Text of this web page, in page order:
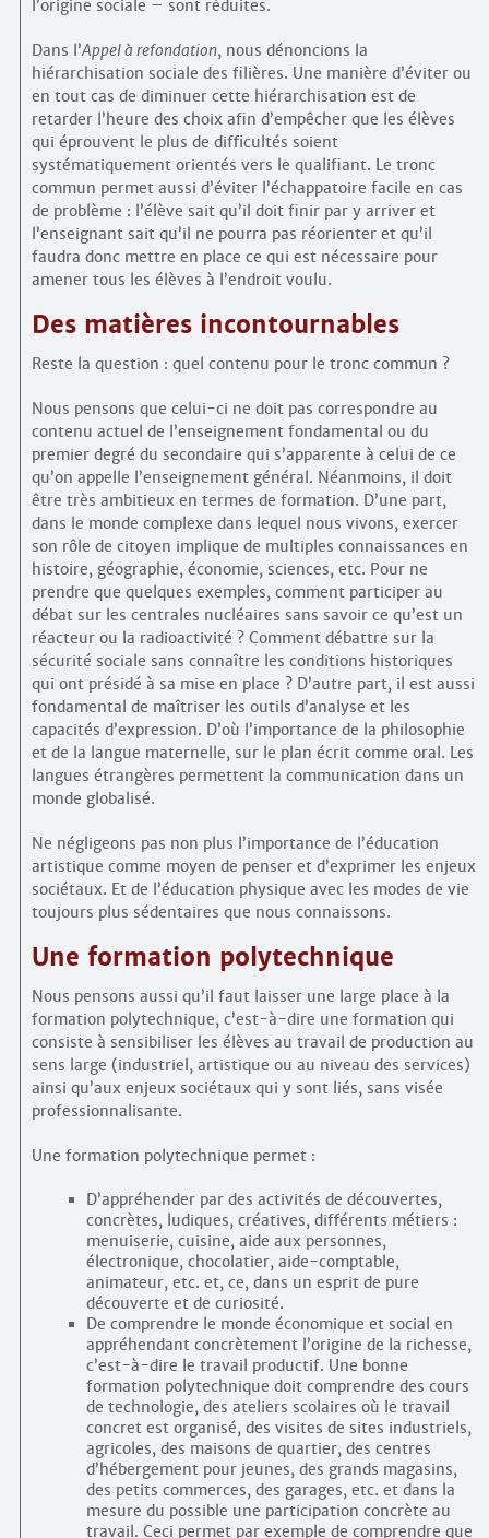
l’origine sociale – sont réduites.
Dans l’Appel à refondation, nous dénoncions la
hiérarchisation sociale des filières. Une manière d’éviter ou
en tout cas de diminuer cette hiérarchisation est de
retarder l’heure des choix afin d’empêcher que les élèves
qui éprouvent le plus de difficultés soient
systématiquement orientés vers le qualifiant. Le tronc
commun permet aussi d’éviter l’échappatoire facile en cas
de problème : l’élève sait qu’il doit finir par y arriver et
l’enseignant sait qu’il ne pourra pas réorienter et qu’il
faudra donc mettre en place ce qui est nécessaire pour
amener tous les élèves à l’endroit voulu.
Des matières incontournables
Reste la question : quel contenu pour le tronc commun ?
Nous pensons que celui-ci ne doit pas correspondre au
contenu actuel de l’enseignement fondamental ou du
premier degré du secondaire qui s’apparente à celui de ce
qu’on appelle l’enseignement général. Néanmoins, il doit
être très ambitieux en termes de formation. D’une part,
dans le monde complexe dans lequel nous vivons, exercer
son rôle de citoyen implique de multiples connaissances en
histoire, géographie, économie, sciences, etc. Pour ne
prendre que quelques exemples, comment participer au
débat sur les centrales nucléaires sans savoir ce qu’est un
réacteur ou la radioactivité ? Comment débattre sur la
sécurité sociale sans connaître les conditions historiques
qui ont présidé à sa mise en place ? D’autre part, il est aussi
fondamental de maîtriser les outils d’analyse et les
capacités d’expression. D’où l’importance de la philosophie
et de la langue maternelle, sur le plan écrit comme oral. Les
langues étrangères permettent la communication dans un
monde globalisé.
Ne négligeons pas non plus l’importance de l’éducation
artistique comme moyen de penser et d’exprimer les enjeux
sociétaux. Et de l’éducation physique avec les modes de vie
toujours plus sédentaires que nous connaissons.
Une formation polytechnique
Nous pensons aussi qu’il faut laisser une large place à la
formation polytechnique, c’est-à-dire une formation qui
consiste à sensibiliser les élèves au travail de production au
sens large (industriel, artistique ou au niveau des services)
ainsi qu’aux enjeux sociétaux qui y sont liés, sans visée
professionnalisante.
Une formation polytechnique permet :
D’appréhender par des activités de découvertes,
concrètes, ludiques, créatives, différents métiers :
menuiserie, cuisine, aide aux personnes,
électronique, chocolatier, aide-comptable,
animateur, etc. et, ce, dans un esprit de pure
découverte et de curiosité.
De comprendre le monde économique et social en
appréhendant concrètement l’origine de la richesse,
c’est-à-dire le travail productif. Une bonne
formation polytechnique doit comprendre des cours
de technologie, des ateliers scolaires où le travail
concret est organisé, des visites de sites industriels,
agricoles, des maisons de quartier, des centres
d’hébergement pour jeunes, des grands magasins,
des petits commerces, des garages, etc. et dans la
mesure du possible une participation concrète au
travail. Ceci permet par exemple de comprendre que